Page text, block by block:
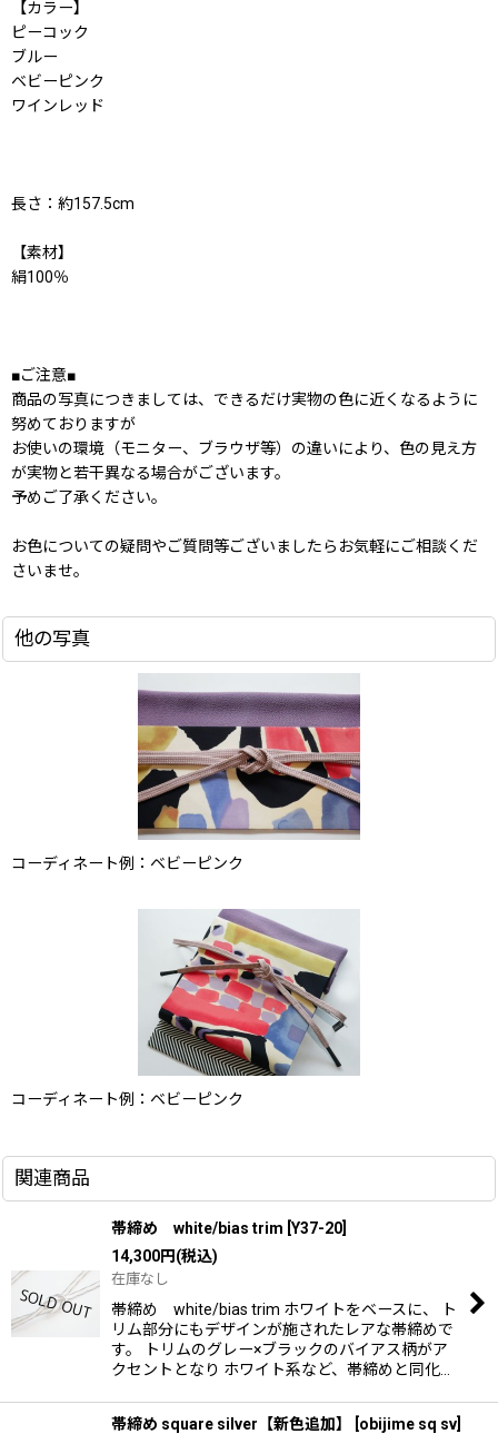
【カラー】
ピーコック
ブルー
ベビーピンク
ワインレッド
長さ：約157.5cm
【素材】
絹100％
■ご注意■
商品の写真につきましては、できるだけ実物の色に近くなるように
努めておりますが
お使いの環境（モニター、ブラウザ等）の違いにより、色の見え方
が実物と若干異なる場合がございます。
予めご了承ください。
お色についての疑問やご質問等ございましたらお気軽にご相談くだ
さいませ。
他の写真
コーディネート例：ベビーピンク
コーディネート例：ベビーピンク
関連商品
帯締め white/bias trim Y37-20
14,300円(税込)
在庫なし
帯締め white/bias trim ホワイトをベースに、 ト
リム部分にもデザインが施されたレアな帯締めで
す。 トリムのグレー×ブラックのバイアス柄がア
クセントとなり ホワイト系など、帯締めと同化…
帯締め square silver【新色追加】 obijime sq sv